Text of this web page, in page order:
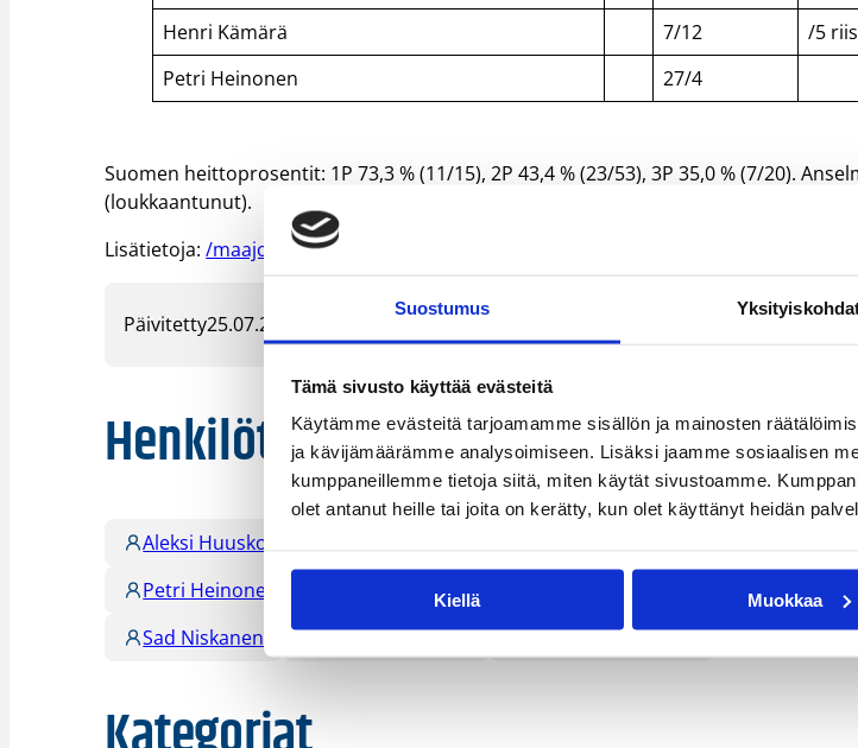
Suostumus
Tämä sivusto käyttää evästeitä
Käytämme evästeitä tarjoamamme sisällön ja mainosten
ja kävijämäärämme analysoimiseen. Lisäksi jaamme sosiaalisen
kumppaneillemme tietoja siitä, miten käytät sivustoamme.
olet antanut heille tai joita on kerätty, kun olet käyttänyt heidän
Kiellä Muokkaa
Henri Kämärä
7/12
/5
Petri Heinonen
27/4
Suomen heittoprosentit: 1P 73,3 % (11/15), 2P 43,4 % (23/53), 3P 35,0 % (7/20).
(loukkaantunut).
Lisätietoja:/maajoukkueet/poikien_maajoukkueet/16-vuotiaat_pojat/
Päivitetty25.07.2004
Henkilöt
Aleksi Huuskonen
Petri Heinonen
Petrus Heinonen
Rasmus
Sad Niskanen
Tuomas Järvinen Tuomas Tenkanen